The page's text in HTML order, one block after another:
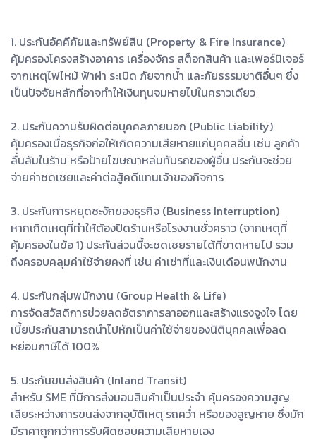
1. ประกันอัคคีภัยและทรัพย์สิน (Property & Fire Insurance)
คุ้มครองโครงสร้างอาคาร เครื่องจักร สต็อกสินค้า และเฟอร์นิเจอร์
จากเหตุไฟไหม้ ฟ้าผ่า ระเบิด ภัยจากน้ำ และภัยธรรมชาติอื่นๆ ซึ่ง
เป็นปัจจัยหลักที่อาจทำให้เงินทุนจมหายไปในคราวเดียว
2. ประกันความรับผิดต่อบุคคลภายนอก (Public Liability)
คุ้มครองเมื่อธุรกิจก่อให้เกิดความเสียหายแก่บุคคลอื่น เช่น ลูกค้า
ลื่นล้มในร้าน หรือป้ายโฆษณาหล่นทับรถของผู้อื่น ประกันจะช่วย
จ่ายค่าชดเชยและค่าต่อสู้คดีแทนเจ้าของกิจการ
3. ประกันการหยุดชะงักของธุรกิจ (Business Interruption)
หากเกิดเหตุที่ทำให้ต้องปิดร้านหรือโรงงานชั่วคราว (จากเหตุที่
คุ้มครองในข้อ 1) ประกันส่วนนี้จะชดเชยรายได้ที่ขาดหายไป รวม
ถึงครอบคลุมค่าใช้จ่ายคงที่ เช่น ค่าเช่าที่และเงินเดือนพนักงาน
4. ประกันกลุ่มพนักงาน (Group Health & Life)
การจัดสวัสดิการช่วยลดอัตราการลาออกและสร้างแรงจูงใจ โดย
เบี้ยประกันสามารถนำไปหักเป็นค่าใช้จ่ายของนิติบุคคลเพื่อลด
หย่อนภาษีได้ 100%
5. ประกันขนส่งสินค้า (Inland Transit)
สำหรับ SME ที่มีการส่งมอบสินค้าเป็นประจำ คุ้มครองความสูญ
เสียระหว่างการขนส่งจากอุบัติเหตุ รถคว่ำ หรือของสูญหาย ซึ่งมัก
มีราคาถูกกว่าการรับผิดชอบความเสียหายเอง